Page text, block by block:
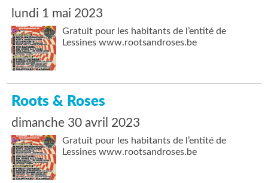
lundi 1 mai 2023
Gratuit pour les habitants de l’entité de
Lessines www.rootsandroses.be
Roots & Roses
dimanche 30 avril 2023
Gratuit pour les habitants de l’entité de
Lessines www.rootsandroses.be